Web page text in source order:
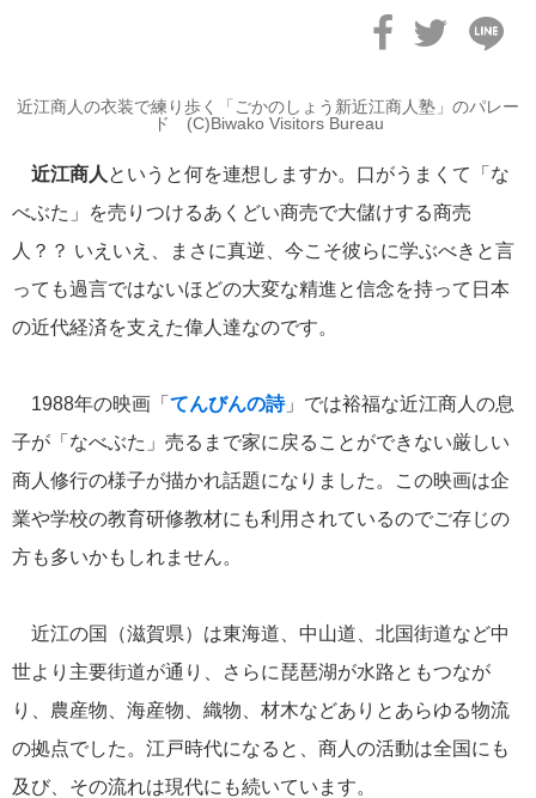
近江商人の衣装で練り歩く「ごかのしょう新近江商人塾」のパレー
ド (C)Biwako Visitors Bureau
近江商人 というと何を連想しますか。口がうまくて「な
べぶた」を売りつけるあくどい商売で大儲けする商売
人？？ いえいえ、まさに真逆、今こそ彼らに学ぶべきと言
っても過言ではないほどの大変な精進と信念を持って日本
の近代経済を支えた偉人達なのです。
1988年の映画「 てんびんの詩」では裕福な近江商人の息
子が「なべぶた」売るまで家に戻ることができない厳しい
商人修行の様子が描かれ話題になりました。この映画は企
業や学校の教育研修教材にも利用されているのでご存じの
方も多いかもしれません。
近江の国（滋賀県）は東海道、中山道、北国街道など中
世より主要街道が通り、さらに琵琶湖が水路ともつなが
り、農産物、海産物、織物、材木などありとあらゆる物流
の拠点でした。江戸時代になると、商人の活動は全国にも
及び、その流れは現代にも続いています。